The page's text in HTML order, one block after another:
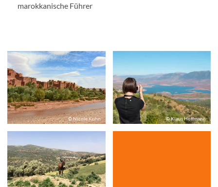
marokkanische Führer
© Nicole Kuhn © Klaus Hoffmann